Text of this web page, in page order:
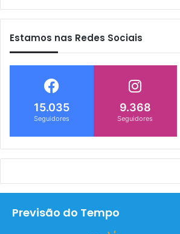
Estamos nas Redes Sociais
15.035
Seguidores
9.368
Seguidores
Previsão do Tempo